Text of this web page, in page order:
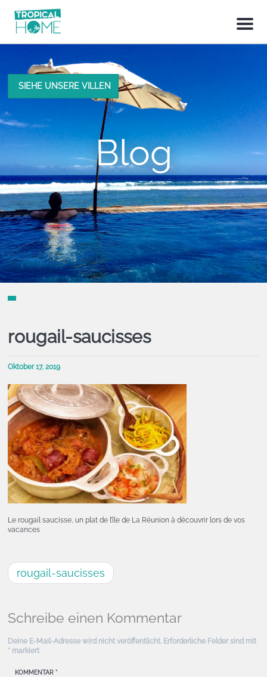
M
n
SIEHE UNSERE VILLEN
Blog
rougail-saucisses
Oktober 17, 2019
Le rougail saucisse, un plat de l’île de La Réunion à découvrir lors de vos
vacances
rougail-saucisses
Schreibe einen Kommentar
Deine E-Mail-Adresse wird nicht veröffentlicht. Erforderliche Felder sind mit
*markiert
KOMMENTAR *